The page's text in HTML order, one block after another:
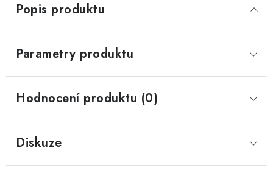
Popis produktu
Parametry produktu
Hodnocení produktu (0)
Diskuze